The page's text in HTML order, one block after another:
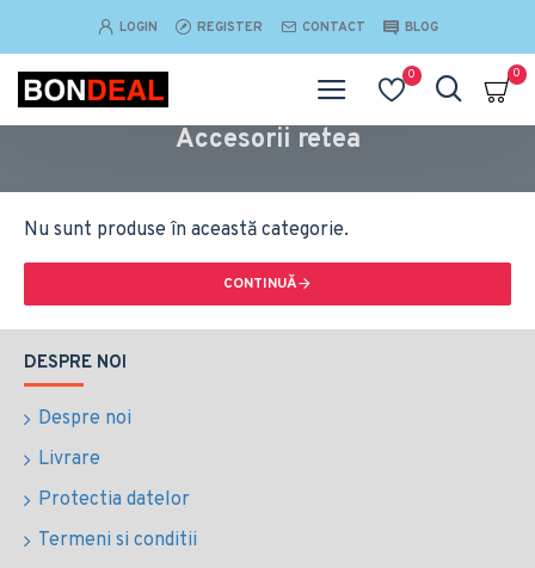
LOGIN REGISTER CONTACT BLOG
0 0
Accesorii retea
Nu sunt produse în această categorie.
CONTINUĂ
DESPRE NOI
Despre noi
Livrare
Protectia datelor
Termeni si conditii